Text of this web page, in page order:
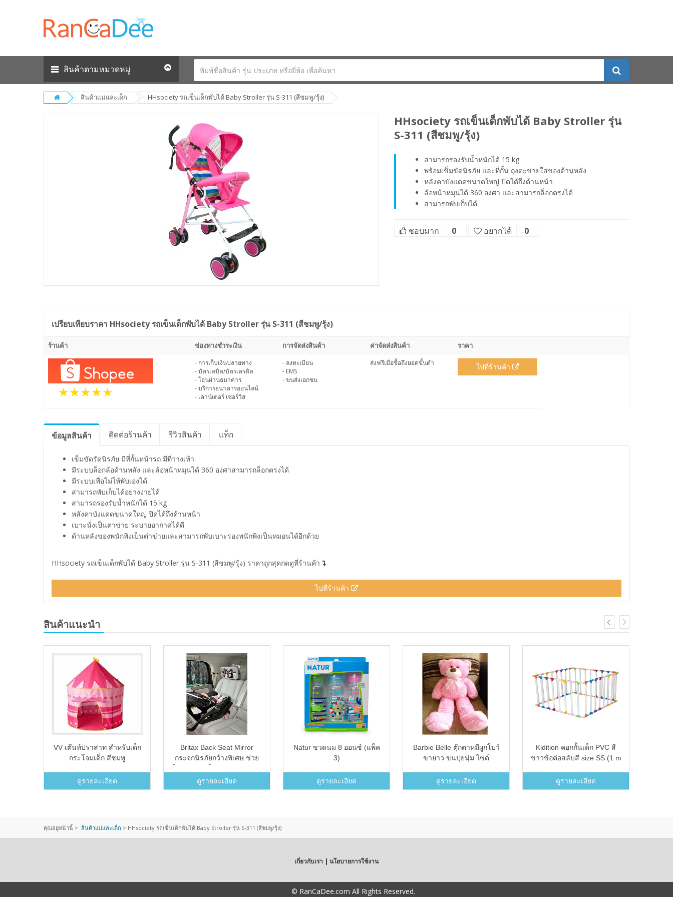
สินค้าตามหมวดหมู่
สินค้าแม่และเด็ก HHsociety รถเข็นเด็กพับได้ Baby Stroller รุ่น S-311 (สีชมพู/รุ้ง)
HHsociety รถเข็นเด็กพับได้ Baby Stroller รุ่น
S-311 (สีชมพู/รุ้ง)
สามารถรองรับน้ำหนักได้ 15 kg
พร้อมเข็มขัดนิรภัย และที่กั้น ถุงตะข่ายใส่ของด้านหลัง
หลังคาบังแดดขนาดใหญ่ ปิดได้ถึงด้านหน้า
ล้อหน้าหมุนได้ 360 องศา และสามารถล็อกตรงได้
สามารถพับเก็บได้
ชอบมาก 0 อยากได้ 0
เปรียบเทียบราคา HHsociety รถเข็นเด็กพับได้ Baby Stroller รุ่น S-311 (สีชมพู/รุ้ง)
ร้านค้า ช่องทางชำระเงิน การจัดส่งสินค้า ค่าจัดส่งสินค้า ราคา
- การเก็บเงินปลายทาง
- บัตรเดบิต/บัตรเครดิต
- โอนผ่านธนาคาร
- บริการธนาคารออนไลน์
- เคาน์เตอร์ เซอร์วิส
- ลงทะเบียน
- EMS
- ขนส่งเอกชน
ส่งฟรีเมื่อซื้อถึงยอดขั้นต่ำ ไปที่ร้านค้า
ข้อมูลสินค้า ติดต่อร้านค้า รีวิวสินค้า แท็ก
เข็มขัดรัดนิรภัย มีที่กั้นหน้ารถ มีที่วางเท้า
มีระบบล็อกล้อด้านหลัง และล้อหน้าหมุนได้ 360 องศาสามารถล็อกตรงได้
มีระบบเพื่อไม่ให้พับเองได้
สามารถพับเก็บได้อย่างง่ายได้
สามารถรองรับน้ำหนักได้ 15 kg
หลังคาบังแดดขนาดใหญ่ ปิดได้ถึงด้านหน้า
เบาะนั่งเป็นตาข่าย ระบายอากาศได้ดี
ด้านหลังของพนักพิงเป็นต่าข่ายและสามารถพับเบาะรองพนักพิงเป็นหมอนได้อีกด้วย
HHsociety รถเข็นเด็กพับได้ Baby Stroller รุ่น S-311 (สีชมพู/รุ้ง) ราคาถูกสุดกดดูที่ร้านค้า
ไปที่ร้านค้า
สินค้าแนะนำ
VV เต๊นท์ปราสาท สำหรับเด็ก
กระโจมเด็ก สีชมพู
ดูรายละเอียด
Britax Back Seat Mirror
กระจกนิรภัยกว้างพิเศษ ช่วย
รถได้ชัดเจนค่ะ
ดูรายละเอียด
Natur ขวดนม 8 ออนซ์ (แพ็ค
3)
ดูรายละเอียด
Barbie Belle ตุ๊กตาหมีผูกโบว์
ขายาว ขนปุยนุ่ม ไซด์
ดูรายละเอียด
Kidition คอกกั้นเด็ก PVC สี
ขาวข้อต่อสลับสี size SS (1 m
ดูรายละเอียด
คุณอยู่หน้านี้ > สินค้าแม่และเด็ก > HHsociety รถเข็นเด็กพับได้ Baby Stroller รุ่น S-311 (สีชมพู/รุ้ง)
เกี่ยวกับเรา | นโยบายการใช้งาน
© RanCaDee.com All Rights Reserved.